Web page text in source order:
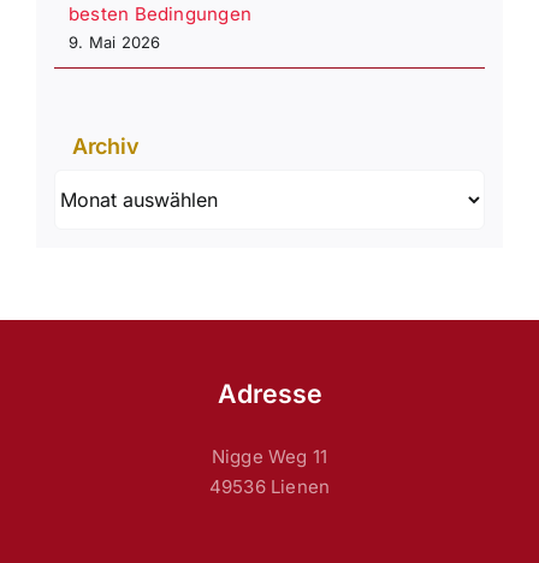
besten Bedingungen
9. Mai 2026
Archiv
Adresse
Nigge Weg 11
49536 Lienen